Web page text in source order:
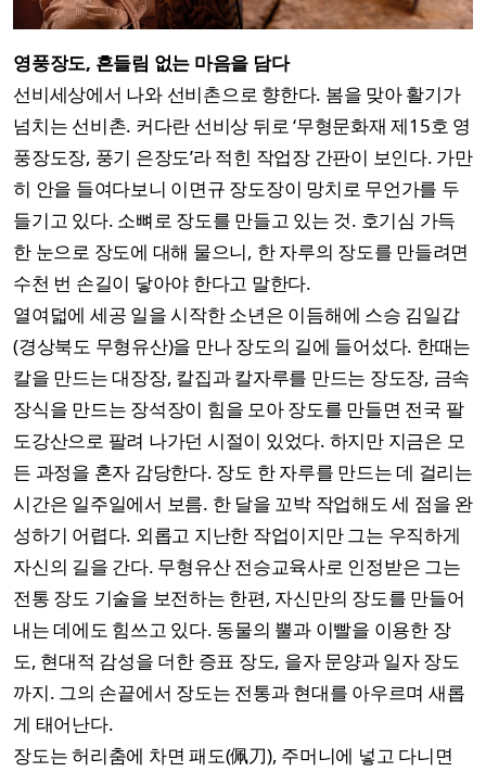
영풍장도, 흔들림 없는 마음을 담다
선비세상에서 나와 선비촌으로 향한다. 봄을 맞아 활기가
넘치는 선비촌. 커다란 선비상 뒤로 ‘무형문화재 제15호 영
풍장도장, 풍기 은장도’라 적힌 작업장 간판이 보인다. 가만
히 안을 들여다보니 이면규 장도장이 망치로 무언가를 두
들기고 있다. 소뼈로 장도를 만들고 있는 것. 호기심 가득
한 눈으로 장도에 대해 물으니, 한 자루의 장도를 만들려면
수천 번 손길이 닿아야 한다고 말한다.
열여덟에 세공 일을 시작한 소년은 이듬해에 스승 김일갑
(경상북도 무형유산)을 만나 장도의 길에 들어섰다. 한때는
칼을 만드는 대장장, 칼집과 칼자루를 만드는 장도장, 금속
장식을 만드는 장석장이 힘을 모아 장도를 만들면 전국 팔
도강산으로 팔려 나가던 시절이 있었다. 하지만 지금은 모
든 과정을 혼자 감당한다. 장도 한 자루를 만드는 데 걸리는
시간은 일주일에서 보름. 한 달을 꼬박 작업해도 세 점을 완
성하기 어렵다. 외롭고 지난한 작업이지만 그는 우직하게
자신의 길을 간다. 무형유산 전승교육사로 인정받은 그는
전통 장도 기술을 보전하는 한편, 자신만의 장도를 만들어
내는 데에도 힘쓰고 있다. 동물의 뿔과 이빨을 이용한 장
도, 현대적 감성을 더한 증표 장도, 을자 문양과 일자 장도
까지. 그의 손끝에서 장도는 전통과 현대를 아우르며 새롭
게 태어난다.
장도는 허리춤에 차면 패도(佩刀), 주머니에 넣고 다니면